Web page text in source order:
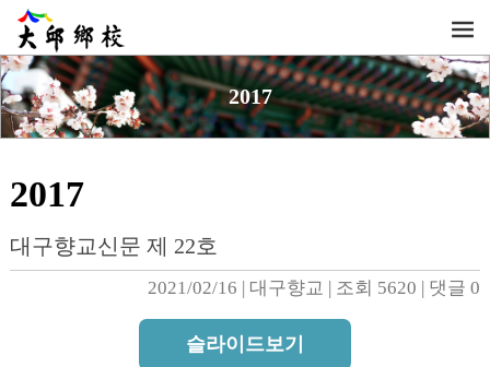
2017
2017
대구향교신문 제 22호
2021/02/16 대구향교 조회 5620 댓글 0
슬라이드보기